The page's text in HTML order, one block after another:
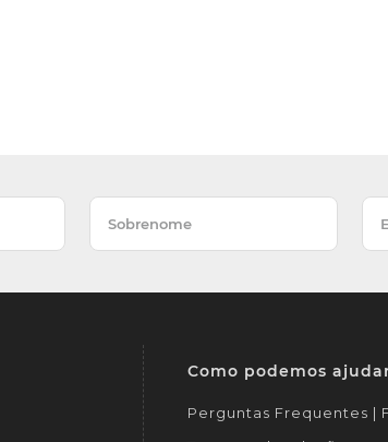
Como podemos
Perguntas Frequentes |